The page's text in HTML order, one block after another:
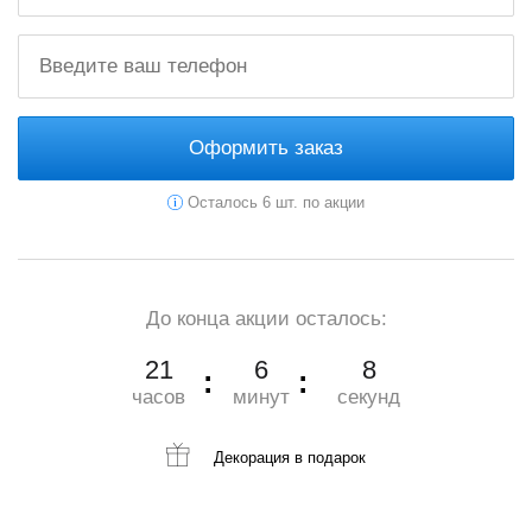
Оформить заказ
Осталось 6 шт. по акции
До конца акции осталось:
21
часов
6
минут
7
секунд
Декорация в подарок